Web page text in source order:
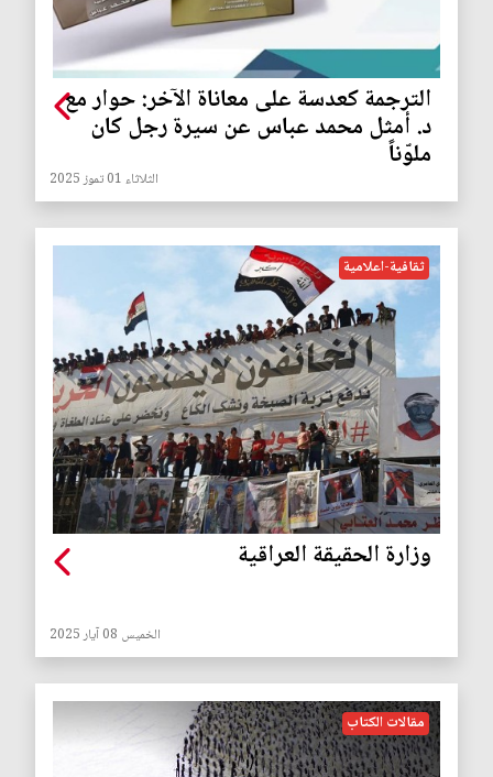
الترجمة كعدسة على معاناة الآخر: حوار مع
د. أمثل محمد عباس عن سيرة رجل كان
ملوّناً
الثلاثاء 01 تموز 2025
ثقافية-اعلامية
وزارة الحقيقة العراقية
الخميس 08 آيار 2025
مقالات الكتاب